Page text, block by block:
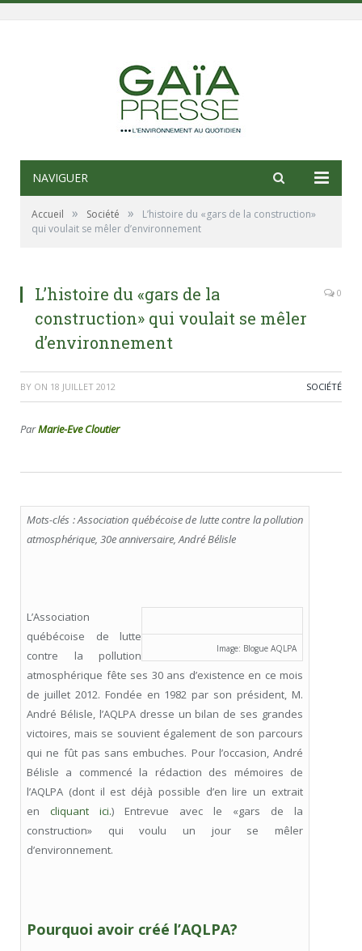
NAVIGUER
Accueil » Société »
L’histoire du «gars de la construction»
qui voulait se mêler d’environnement
L’histoire du «gars de la
construction» qui voulait se mêler
d’environnement
0
BY ON 18 JUILLET 2012 SOCIÉTÉ
ParMarie-Eve Cloutier
Mots-clés : Association québécoise de lutte contre la pollution
atmosphérique, 30eanniversaire, André Bélisle
Image: Blogue AQLPA
L’Association
québécoise de lutte
contre la pollution
atmosphérique fête ses 30 ans d’existence en ce mois
de juillet 2012. Fondée en 1982 par son président, M.
André Bélisle, l’AQLPA dresse un bilan de ses grandes
victoires, mais se souvient également de son parcours
qui ne fût pas sans embuches. Pour l’occasion, André
Bélisle a commencé la rédaction des mémoires de
l’AQLPA (dont il est déjà possible d’en lire un extrait
en cliquant ici.) Entrevue avec le «gars de la
construction» qui voulu un jour se mêler
d’environnement.
Pourquoi avoir créé l’AQLPA?